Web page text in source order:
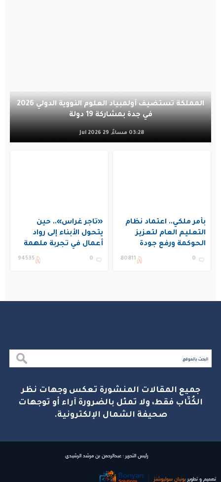
المملكة تستضيف أولمبياد العلوم النووية الدولي 2026
في جدة بمشاركة 19 دولة
03:28 مساءً, 29 Jul 2026
بأمر ملكي.. اعتماد نظام
التعليم العام لتعزيز
الحوكمة ورفع جودة
التعليم في المملكة
0
80811
«تاجر غراس».. حين
يتحول الأبناء إلى رواد
أعمال في تجربة ملهمة
بنادي غراس الصيفي
0
94535
جميع المقالات المنشورة تعكس وجهات نظر
الكُتّاب فقط، ولا تمثل بالضرورة آراء أو توجهات
صحيفة الشمال الإلكترونية.
رئيس التحرير : عبدالرحمن بن مرشد الرشيدي
تصميم و تطوير بونیان سولیوشنز